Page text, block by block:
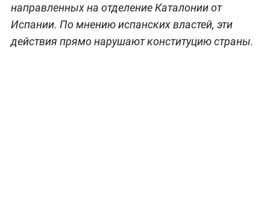
направленных на отделение Каталонии от
Испании. По мнению испанских властей, эти
действия прямо нарушают конституцию страны.